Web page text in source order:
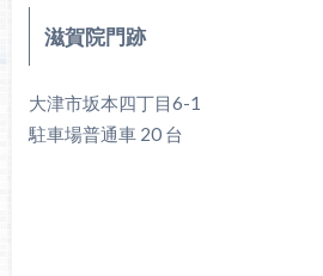
滋賀院門跡
大津市坂本四丁目6-1
駐車場普通車 20 台